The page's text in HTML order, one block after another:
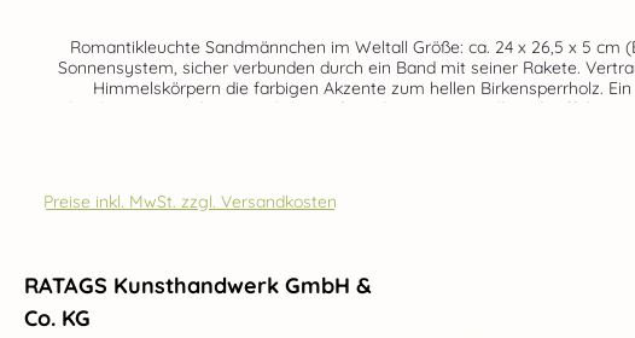
Romantikleuchte Sandmännchen im Weltall Größe: ca. 24 x 26,5 x 5 cm (BxHxT) LED-Stripe, USB-Stromversorgung
Sonnensystem, sicher verbunden durch ein Band mit seiner Rakete.
Himmelskörpern die farbigen Akzente zum hellen Birkensperrholz.
Beleuchtung entstehen räumliche Tiefe und stimmungsvolle Lichteffekte.
Preise inkl. MwSt. zzgl. Versandkosten
RATAGS Kunsthandwerk GmbH &
Co. KG